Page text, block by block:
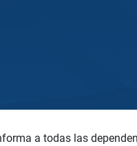
a todas las